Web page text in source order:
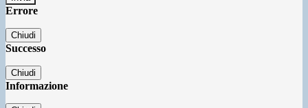
Errore
Chiudi
Successo
Chiudi
Informazione